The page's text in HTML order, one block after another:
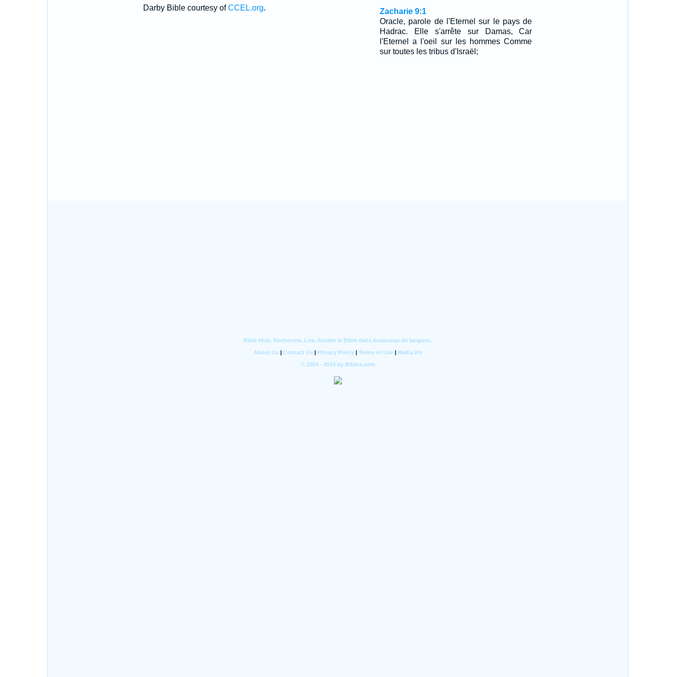
Darby Bible courtesy ofCCEL.org.
Zacharie 9:1
Oracle, parole de l'Eternel sur le pays de
Hadrac. Elle s'arrête sur Damas, Car
l'Eternel a l'oeil sur les hommes Comme
sur toutes les tribus d'Israël;